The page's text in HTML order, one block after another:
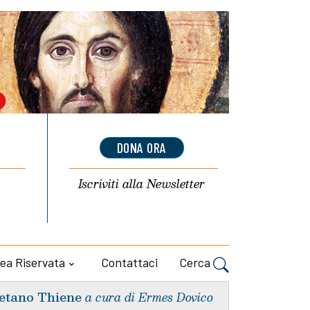
DONA ORA
Iscriviti allaNewsletter
Riservata Contattaci Cerca
Thiene a cura di Ermes Dovico